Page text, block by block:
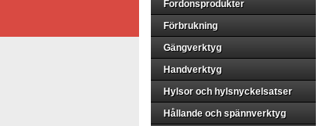
Fordonsprodukter
Förbrukning
Gängverktyg
Handverktyg
Hylsor och hylsnyckelsatser
Hållande och spännverktyg